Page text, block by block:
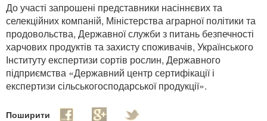
До участі запрошені представники насіннєвих та
селекційних компаній, Міністерства аграрної політики та
продовольства, Державної служби з питань безпечності
харчових продуктів та захисту споживачів, Українського
Інституту експертизи сортів рослин, Державного
підприємства «Державний центр сертифікації і
експертизи сільськогосподарської продукції».
Поширити